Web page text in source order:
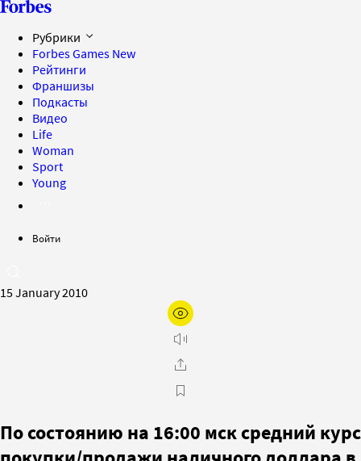
Рубрики
Forbes Games New
Рейтинги
Франшизы
Подкасты
Видео
Life
Woman
Sport
Young
Войти
15 January 2010
По состоянию на 16:00 мск средний курс